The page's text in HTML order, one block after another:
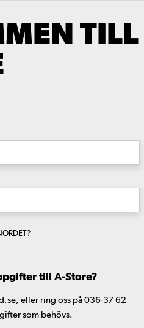
TILL
till A-Store?
eller ring oss på 036-37 62
som behövs.